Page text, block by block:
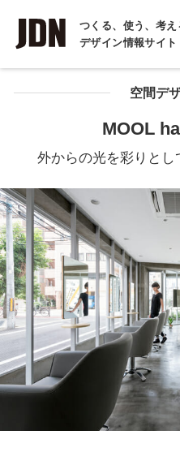
つくる、使う、考え
デザイン情報サイト
INTERVIEW
インタビュー
REPORT
COLUMN
空間デ
MOOL
外からの光を彩りと